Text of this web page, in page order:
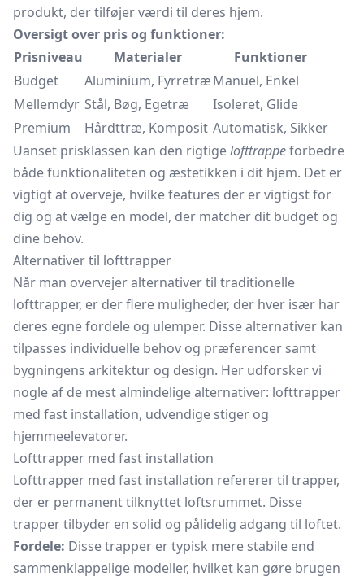
produkt, der tilføjer værdi til deres hjem.
Oversigt over pris og funktioner:
Prisniveau
Materialer
Funktioner
Budget
Aluminium, FyrretræManuel, Enkel
Mellemdyr Stål, Bøg, Egetræ
Isoleret, Glide
Premium
Hårdttræ, Komposit Automatisk, Sikker
Uanset prisklassen kan den rigtigelofttrappeforbedre
både funktionaliteten og æstetikken i dit hjem. Det er
vigtigt at overveje, hvilke features der er vigtigst for
dig og at vælge en model, der matcher dit budget og
dine behov.
Alternativer til lofttrapper
Når man overvejer alternativer til traditionelle
lofttrapper, er der flere muligheder, der hver især har
deres egne fordele og ulemper. Disse alternativer kan
tilpasses individuelle behov og præferencer samt
bygningens arkitektur og design. Her udforsker vi
nogle af de mest almindelige alternativer: lofttrapper
med fast installation, udvendige stiger og
hjemmeelevatorer.
Lofttrapper med fast installation
Lofttrapper med fast installation refererer til trapper,
der er permanent tilknyttet loftsrummet. Disse
trapper tilbyder en solid og pålidelig adgang til loftet.
Fordele: Disse trapper er typisk mere stabile end
sammenklappelige modeller, hvilket kan gøre brugen